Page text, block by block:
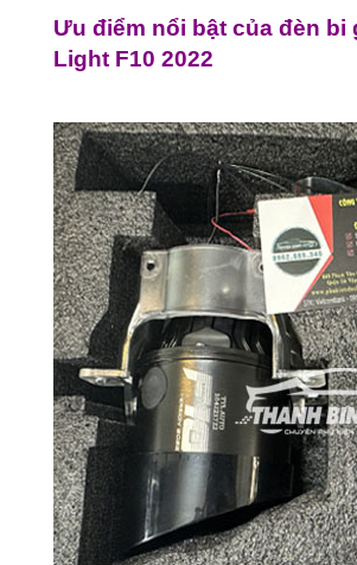
Ưu điểm nổi bật của đèn bi
Light F10 2022